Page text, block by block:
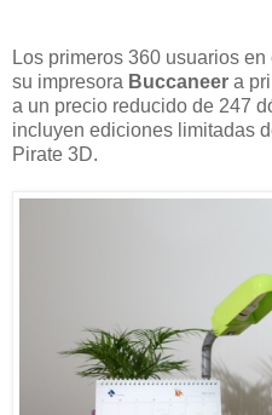
Los primeros 360 usuarios
su impresora Buccaneer a
a un precio reducido de 247
incluyen ediciones limitadas
Pirate 3D.